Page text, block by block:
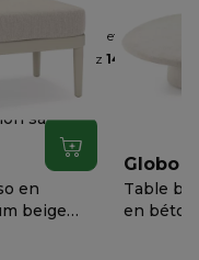
produits achetés en
vous avez 14 jours
salon de
3-pl - L
Larg 82
cm
Dans le panier
en
beige
Globo
Table
en